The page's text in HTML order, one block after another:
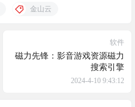
金山云
软件
磁力先锋：影音游戏资源磁力
搜索引擎
2024-4-10 9:43:12